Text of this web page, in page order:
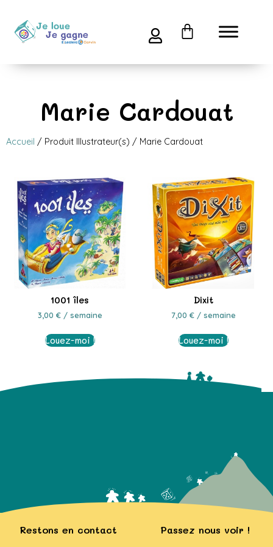
Marie Cardouat
Accueil / Produit Illustrateur(s) / Marie Cardouat
1001 îles
3,00 €/ semaine
Louez-moi !
Dixit
7,00 €/ semaine
Louez-moi !
Restons en contact Passez nous voir !